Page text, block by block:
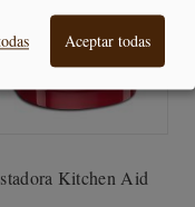
Kitchen Aid
Aceptar todas